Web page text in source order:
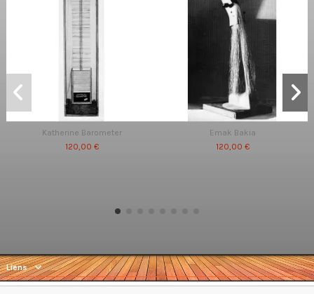
Katherine Barometer
120,00 €
Emak Bakia
120,00 €
Liens